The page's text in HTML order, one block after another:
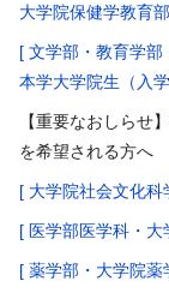
大学院保健学教育部
[ 文学部・教育学部
本学大学院生（入
【重要なおしらせ
を希望される方へ
[ 大学院社会文化科
[ 医学部医学科・
[ 薬学部・大学院薬